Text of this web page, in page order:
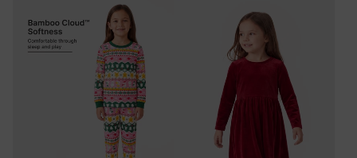
ceñido), color rojo